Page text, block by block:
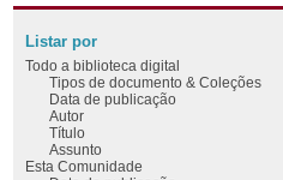
Listar por
Todo a biblioteca digital
Tipos de documento & Coleções
Data de publicação
Autor
Título
Assunto
Esta Comunidade